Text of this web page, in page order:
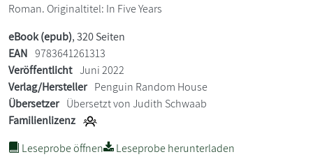
Roman. Originaltitel: In Five Years
eBook (epub), 320 Seiten
EAN 9783641261313
Veröffentlicht Juni 2022
Verlag/Hersteller Penguin Random House
Übersetzer Übersetzt von Judith Schwaab
Familienlizenz
Leseprobe öffnen
Leseprobe herunterladen